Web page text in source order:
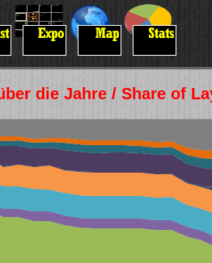
die Jahre / Share of